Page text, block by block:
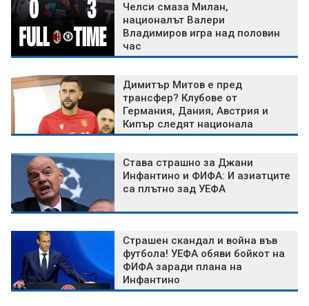
Челси смаза Милан,
националът Валери
Владимиров игра над половин
час
Димитър Митов е пред
трансфер? Клубове от
Германия, Дания, Австрия и
Кипър следят национала
Става страшно за Джани
Инфантино и ФИФА: И азиатците
са плътно зад УЕФА
Страшен скандал и война във
футбола! УЕФА обяви бойкот на
ФИФА заради плана на
Инфантино